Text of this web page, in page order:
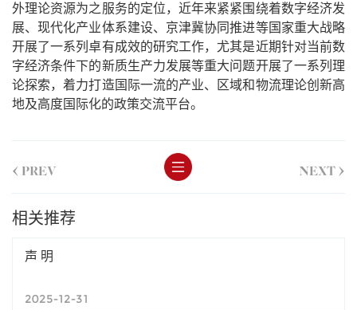
外理论资源为之服务的定位，近年来紧紧围绕着数字经济发
展、现代化产业体系建设、京津冀协同推进等国家重大战略
开展了一系列卓有成效的研究工作，尤其是近期针对当前数
字经济条件下的新质生产力发展等重大问题开展了一系列理
论探索，着力打造国际一流的产业、区域和物流理论创新高
地及高度国际化的政策交流平台。
< PREV NEXT >
相关推荐
声 明
2025-12-31